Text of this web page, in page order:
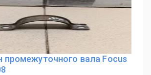
промежуточного вала Focus